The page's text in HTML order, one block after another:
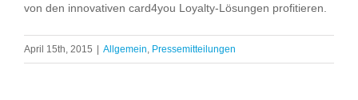
von den innovativen card4you Loyalty-Lösungen profitieren.
April 15th, 2015 | Allgemein Pressemitteilungen